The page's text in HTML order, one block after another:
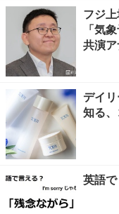
フジ
「気
共演
デイ
知る
英語